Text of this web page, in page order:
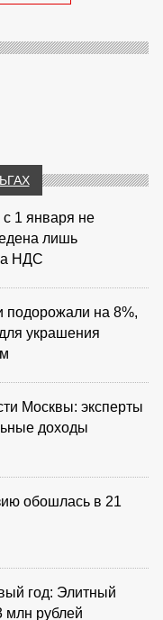
1 января не
лишь
НДС
подорожали на 8%,
украшения
Москвы: эксперты
доходы
обошлась в 21
год: Элитный
млн рублей